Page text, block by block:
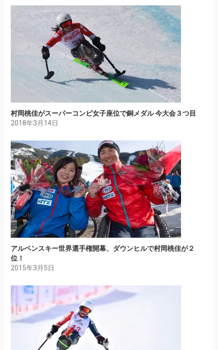
村岡桃佳がスーパーコンビ女子座位で銅メダル 今大会３つ目
2018年3月14日
アルペンスキー世界選手権開幕、ダウンヒルで村岡桃佳が２
位！
2015年3月5日